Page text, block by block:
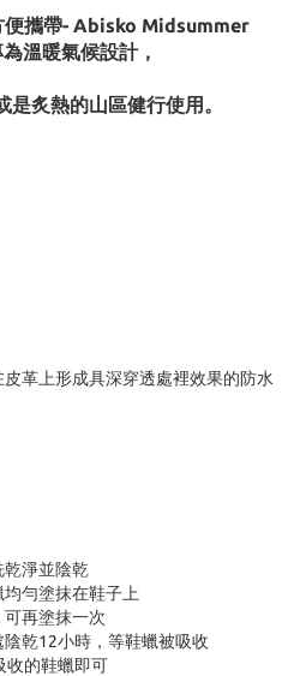
便攜帶- Abisko Midsummer
溫暖氣候設計，
是炙熱的山區健行使用。
革上形成具深穿透處裡效果的防水
乾淨並陰乾
勻塗抹在鞋子上
再塗抹一次
乾12小時，等鞋蠟被吸收
收的鞋蠟即可